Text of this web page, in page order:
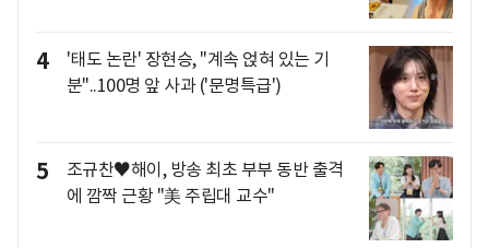
4
'태도 논란' 장현승, "계속 얹혀 있는 기
분"..100명 앞 사과 ('문명특급')
5
조규찬♥해이, 방송 최초 부부 동반 출격
에 깜짝 근황 "美 주립대 교수"